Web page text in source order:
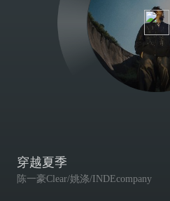
穿越夏季
陈一豪Clear/姚涤/INDEcompany